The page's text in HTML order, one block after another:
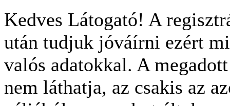
Kedves Látogató! A
után tudjuk jóváírni ezért
valós adatokkal. A
nem láthatja, az csakis az